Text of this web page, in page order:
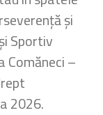
și
Sportiv
Comăneci –
2026.